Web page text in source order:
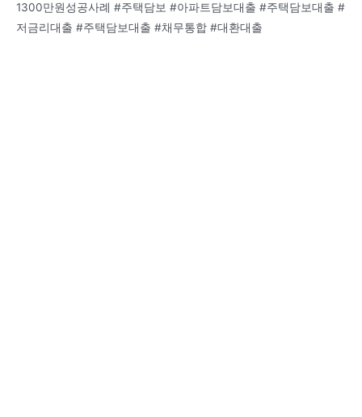
1300만원성공사례 #주택담보 #아파트담보대출 #주택담보대출 #
저금리대출 #주택담보대출 #채무통합 #대환대출